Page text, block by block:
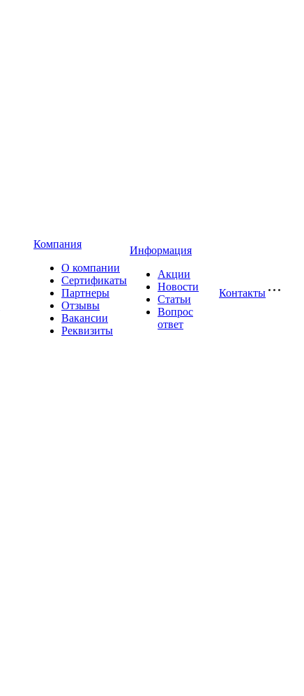
Компания
О компании
Сертификаты
Партнеры
Отзывы
Вакансии
Реквизиты
Информация
Акции
Новости
Статьи
Вопрос
ответ
Контакты